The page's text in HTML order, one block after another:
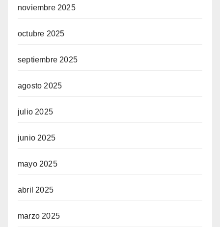
noviembre 2025
octubre 2025
septiembre 2025
agosto 2025
julio 2025
junio 2025
mayo 2025
abril 2025
marzo 2025